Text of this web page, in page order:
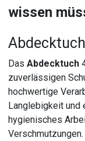
wissen
DasAbdecktuch
zuverlässigen
hochwertige
Langlebigkeit und
hygienisches